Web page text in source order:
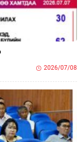
2026/07/08